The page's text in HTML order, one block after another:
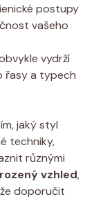
postupy
vašeho
vydrží
řasy a typech
jaký styl
techniky,
různými
vzhled,
doporučit